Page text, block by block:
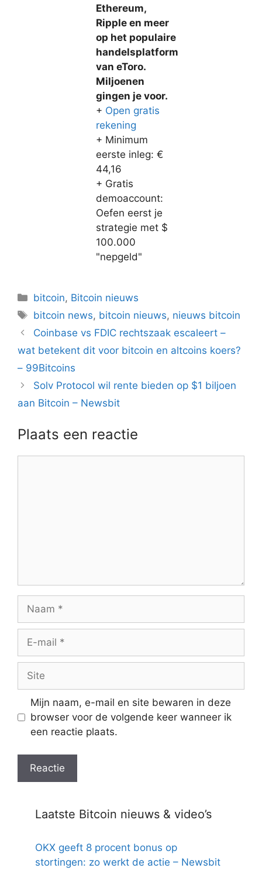
Ethereum,
Ripple en meer
op het populaire
handelsplatform
van eToro.
Miljoenen
gingen je voor.
+ Open gratis
rekening
+ Minimum
eerste inleg: €
44,16
+ Gratis
demoaccount:
Oefen eerst je
strategie met $
100.000
"nepgeld"
Categorieën
bitcoin, Bitcoin nieuws
Tags
bitcoin news, bitcoin nieuws, nieuws bitcoin
Berichtnavigatie
Coinbase vs FDIC rechtszaak escaleert –
wat betekent dit voor bitcoin en altcoins koers?
– 99Bitcoins
Solv Protocol wil rente bieden op $1 biljoen
aan Bitcoin – Newsbit
Plaats een reactie
Naam
Site
Mijn naam, e-mail en site bewaren in deze
browser voor de volgende keer wanneer ik
een reactie plaats.
Laatste Bitcoin nieuws & video’s
OKX geeft 8 procent bonus op
stortingen: zo werkt de actie – Newsbit